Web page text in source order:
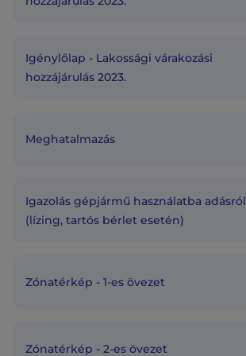
Igénylőlap - Lakossági várakozási
hozzájárulás 2023.
Meghatalmazás
Igazolás gépjármű használatba adásról
(lízing, tartós bérlet esetén)
Zónatérkép - 1-es övezet
Zónatérkép - 2-es övezet